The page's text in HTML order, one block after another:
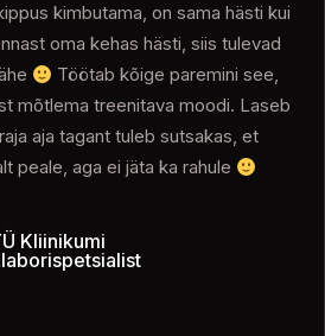
kimbutama, on sama hästi kui
oma kehas hästi, siis tulevad
Töötab kõige paremini see,
mõtlema treenitava moodi. Laseb
aja tagant tuleb sutsakas, et
peale, aga ei jäta ka rahule
Kliinikumi